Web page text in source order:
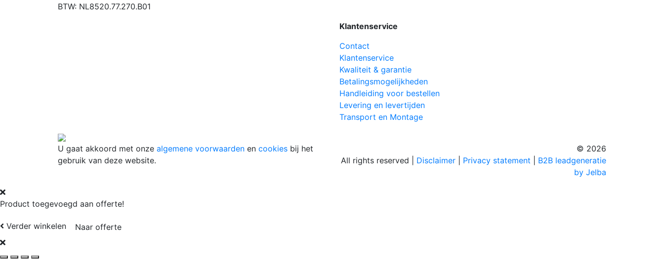
BTW: NL8520.77.270.B01
Klantenservice
Contact
Klantenservice
Kwaliteit & garantie
Betalingsmogelijkheden
Handleiding voor bestellen
Levering en levertijden
Transport en Montage
U gaat akkoord met onze algemene voorwaarden en cookies bij het
gebruik van deze website.
© 2026
All rights reserved | Disclaimer Privacy statement
B2B leadgeneratie
by Jelba
Product toegevoegd aan offerte!
Verder winkelen Naar offerte